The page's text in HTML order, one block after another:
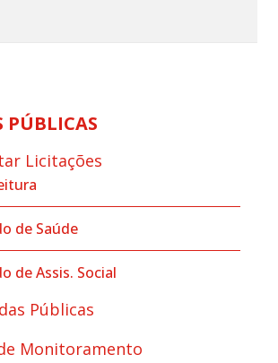
PÚBLICAS
Licitações
de Saúde
de Assis. Social
Públicas
Monitoramento